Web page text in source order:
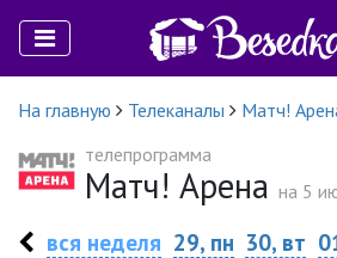
На главную Телеканалы Матч!
телепрограмма
Матч! Арена на 5
вся неделя 29, пн 30, вт